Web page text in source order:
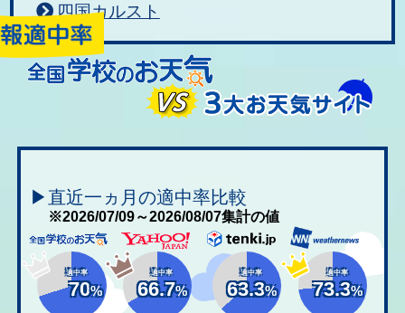
四国カルスト
▶直近一ヵ月の適中率比較
※2026/07/09～2026/08/07集計の値
適中率
70%
適中率
66.7%
適中率
63.3%
適中率
73.3%